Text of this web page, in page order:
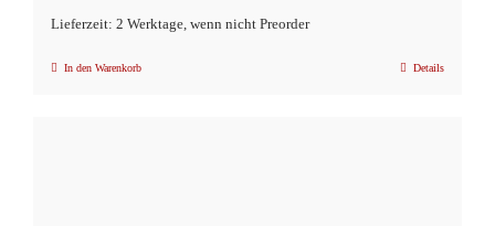
Lieferzeit: 2 Werktage, wenn nicht Preorder
In den Warenkorb Details